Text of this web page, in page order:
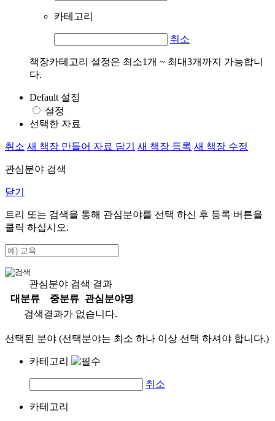
카테고리
취소
책장카테고리 설정은 최소1개 ~ 최대3개까지 가능합니
다.
Default 설정
설정
선택한 자료
취소 새 책장 만들어 자료 담기 새 책장 등록 새 책장 수정
관심분야 검색
닫기
트리 또는 검색을 통해 관심분야를 선택 하신 후 등록 버튼을
클릭 하십시오.
관심분야 검색 결과
대분류
중분류
관심분야명
검색결과가 없습니다.
선택된 분야 (선택분야는 최소 하나 이상 선택 하셔야 합니다.)
카테고리
취소
카테고리